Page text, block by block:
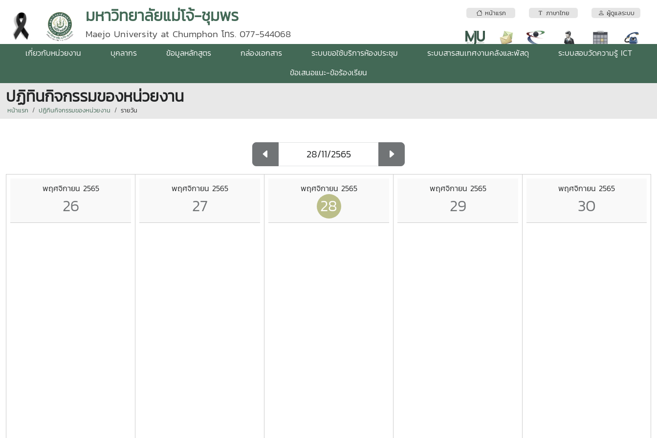
หน้าแรก ภาษาไทย ผู้ดูแลระบบ
มหาวิทยาลัยแม่โจ้-ชุมพร
Maejo University at Chumphon โทร. 077-544068
เกี่ยวกับหน่วยงาน บุคลากร ข้อมูลหลักสูตร กล่องเอกสาร ระบบขอใช้บริการห้องประชุม ระบบสารสนเทศงานคลังและพัสดุ
ระบบสอบวัดความรู้ ICT
ข้อเสนอแนะ-ข้อร้องเรียน
ปฏิทินกิจกรรมของหน่วยงาน
หน้าแรก ปฏิทินกิจกรรมของหน่วยงาน รายวัน
พฤศจิกายน 2565
26
พฤศจิกายน 2565
27
พฤศจิกายน 2565
28
พฤศจิกายน 2565
29
พฤศจิกายน 2565
30